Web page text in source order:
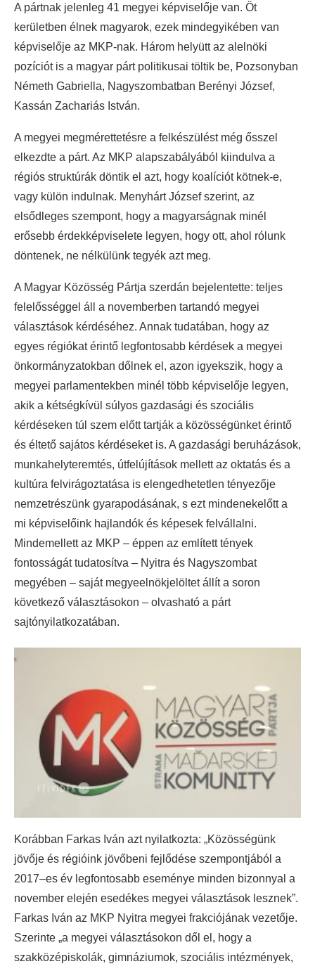
A pártnak jelenleg 41 megyei képviselője van. Öt
kerületben élnek magyarok, ezek mindegyikében van
képviselője az MKP-nak. Három helyütt az alelnöki
pozíciót is a magyar párt politikusai töltik be, Pozsonyban
Németh Gabriella, Nagyszombatban Berényi József,
Kassán Zachariás István.
A megyei megmérettetésre a felkészülést még ősszel
elkezdte a párt. Az MKP alapszabályából kiindulva a
régiós struktúrák döntik el azt, hogy koalíciót kötnek-e,
vagy külön indulnak. Menyhárt József szerint, az
elsődleges szempont, hogy a magyarságnak minél
erősebb érdekképviselete legyen, hogy ott, ahol rólunk
döntenek, ne nélkülünk tegyék azt meg.
A Magyar Közösség Pártja szerdán bejelentette: teljes
felelősséggel áll a novemberben tartandó megyei
választások kérdéséhez. Annak tudatában, hogy az
egyes régiókat érintő legfontosabb kérdések a megyei
önkormányzatokban dőlnek el, azon igyekszik, hogy a
megyei parlamentekben minél több képviselője legyen,
akik a kétségkívül súlyos gazdasági és szociális
kérdéseken túl szem előtt tartják a közösségünket érintő
és éltető sajátos kérdéseket is. A gazdasági beruházások,
munkahelyteremtés, útfelújítások mellett az oktatás és a
kultúra felvirágoztatása is elengedhetetlen tényezője
nemzetrészünk gyarapodásának, s ezt mindenekelőtt a
mi képviselőink hajlandók és képesek felvállalni.
Mindemellett az MKP – éppen az említett tények
fontosságát tudatosítva – Nyitra és Nagyszombat
megyében – saját megyeelnökjelöltet állít a soron
következő választásokon – olvasható a párt
sajtónyilatkozatában.
Korábban Farkas Iván azt nyilatkozta: „Közösségünk
jövője és régióink jövőbeni fejlődése szempontjából a
2017–es év legfontosabb eseménye minden bizonnyal a
november elején esedékes megyei választások lesznek”.
Farkas Iván az MKP Nyitra megyei frakciójának vezetője.
Szerinte „a megyei választásokon dől el, hogy a
szakközépiskolák, gimnáziumok, szociális intézmények,